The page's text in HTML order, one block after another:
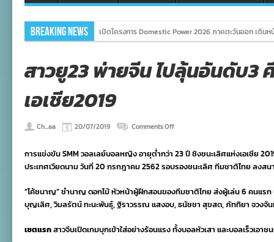
Breaking News เปิดโครงการ Domestic Power 2026 ภาคตะวันออก เดิ
สาวยู23 พ่ายจีน ไปลุ้นอันดับ3
เอเชีย2019
Ch...aa 20/07/2019 Comments Offon
พ่าย
จีน
อันดับ3
ศึก
แชมป์
เอเชีย2019
การแข่งขัน SMM วอลเลย์บอลหญิง อายุต่ำกว่า 23 ปี ชิงชนะเลิศแห่งเอเชีย
ประเทศเวียดนาม วันที่ 20 กรกฎาคม 2562 รอบรองชนะเลิศ ทีมชาติไทย ลง
“โค้ชนาญ” ชำนาญ ดอกไม้ หัวหน้าผู้ฝึกสอนของทีมชาติไทย ส่งผู้เล่น 6 คนแร
บุญเลิศ, วิมลรัตน์ ทะนะพันธุ์, ฐิราวรรณ แสงอบ, ธนัชชา สุขสด, ภัททิยา จวงจั
เซตแรกสาวจีนเปิดเกมบุกเข้าใส่อย่างร้อนแรง ทั้งบอลหัวเสา และบอลเร็วเอาช